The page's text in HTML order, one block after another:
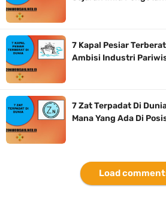
7 Kapal Pesiar
Ambisi Industri
7 Zat Terpadat Di
Mana Yang Ada Di
Load